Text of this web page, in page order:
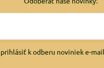
prihlásiť k odberu noviniek e-